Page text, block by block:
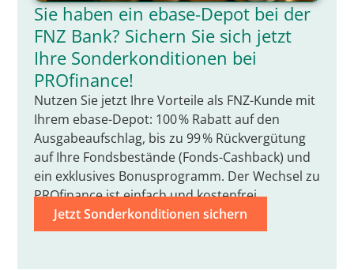
Sie haben ein ebase-Depot bei der
FNZ Bank? Sichern Sie sich jetzt
Ihre Sonderkonditionen bei
PROfinance!
Nutzen Sie jetzt Ihre Vorteile als FNZ-Kunde mit
Ihrem ebase-Depot: 100 % Rabatt auf den
Ausgabeaufschlag, bis zu 99 % Rückvergütung
auf Ihre Fondsbestände (Fonds-Cashback) und
ein exklusives Bonusprogramm. Der Wechsel zu
PROfinance ist einfach und kostenfrei.
Jetzt Sonderkonditionen sichern